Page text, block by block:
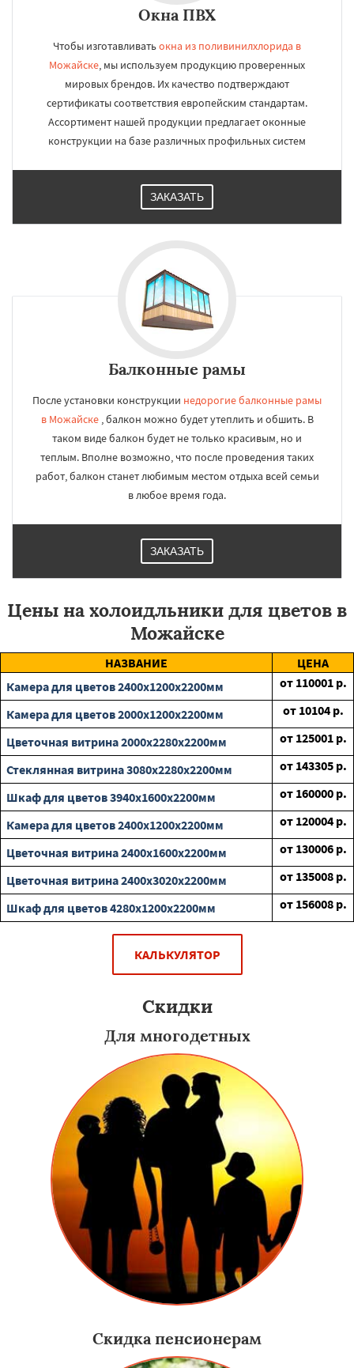
Окна ПВХ
Чтобы изготавливатьокна из поливинилхлорида в
Можайске, мы используем продукцию проверенных
мировых брендов. Их качество подтверждают
сертификаты соответствия европейским стандартам.
Ассортимент нашей продукции предлагает оконные
конструкции на базе различных профильных систем
ЗАКАЗАТЬ
Балконные рамы
После установки конструкции недорогие балконные рамы
в Можайске, балкон можно будет утеплить и обшить. В
таком виде балкон будет не только красивым, но и
теплым. Вполне возможно, что после проведения таких
работ, балкон станет любимым местом отдыха всей семьи
в любое время года.
ЗАКАЗАТЬ
Цены на холоидльники для цветов в
Можайске
НАЗВАНИЕ
ЦЕНА
Камера для цветов 2400х1200х2200мм
от 110001 р.
Камера для цветов 2000х1200х2200мм
от 10104 р.
Цветочная витрина 2000х2280х2200мм
от 125001 р.
Стеклянная витрина 3080х2280х2200мм
от 143305 р.
Шкаф для цветов 3940х1600х2200мм
от 160000 р.
Камера для цветов 2400х1200х2200мм
от 120004 р.
Цветочная витрина 2400х1600х2200мм
от 130006 р.
Цветочная витрина 2400х3020х2200мм
от 135008 р.
Шкаф для цветов 4280х1200х2200мм
от 156008 р.
КАЛЬКУЛЯТОР
Скидки
Для многодетных
Скидка пенсионерам